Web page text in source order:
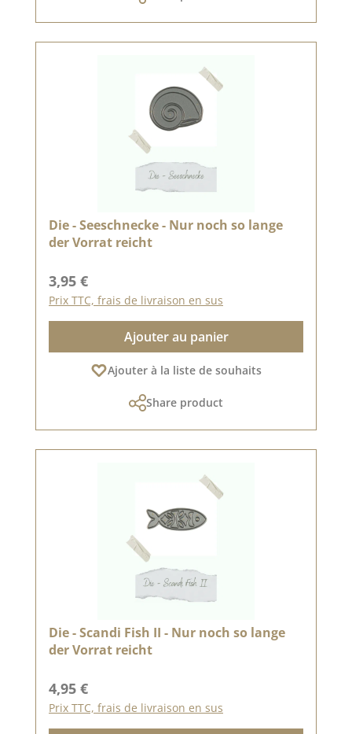
Die - Seeschnecke - Nur noch so lange
der Vorrat reicht
Prix régulier :
3,95 €
Prix TTC, frais de livraison en sus
Ajouter au panier
Ajouter à la liste de souhaits
Share product
Die - Scandi Fish II - Nur noch so lange
der Vorrat reicht
Prix régulier :
4,95 €
Prix TTC, frais de livraison en sus